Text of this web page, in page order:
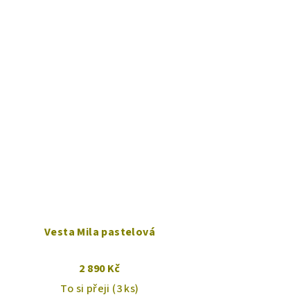
Vesta Mila pastelová
2 890 Kč
To si přeji (3 ks)